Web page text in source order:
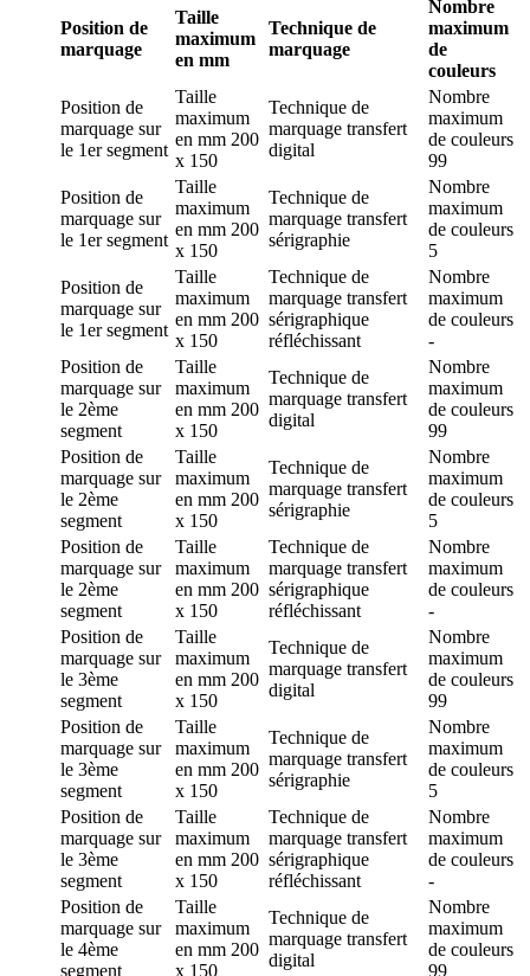
Position de
marquage
Taille
maximum
en mm
Technique de
marquage
Nombre
maximum
de
couleurs
Position de
marquage sur
le 1er segment
Taille
maximum
en mm 200
x 150
Technique de
marquage transfert
digital
Nombre
maximum
de couleurs
99
Position de
marquage sur
le 1er segment
Taille
maximum
en mm 200
x 150
Technique de
marquage transfert
sérigraphie
Nombre
maximum
de couleurs
5
Position de
marquage sur
le 1er segment
Taille
maximum
en mm 200
x 150
Technique de
marquage transfert
sérigraphique
réfléchissant
Nombre
maximum
de couleurs
-
Position de
marquage sur
le 2ème
segment
Taille
maximum
en mm 200
x 150
Technique de
marquage transfert
digital
Nombre
maximum
de couleurs
99
Position de
marquage sur
le 2ème
segment
Taille
maximum
en mm 200
x 150
Technique de
marquage transfert
sérigraphie
Nombre
maximum
de couleurs
5
Position de
marquage sur
le 2ème
segment
Taille
maximum
en mm 200
x 150
Technique de
marquage transfert
sérigraphique
réfléchissant
Nombre
maximum
de couleurs
-
Position de
marquage sur
le 3ème
segment
Taille
maximum
en mm 200
x 150
Technique de
marquage transfert
digital
Nombre
maximum
de couleurs
99
Position de
marquage sur
le 3ème
segment
Taille
maximum
en mm 200
x 150
Technique de
marquage transfert
sérigraphie
Nombre
maximum
de couleurs
5
Position de
marquage sur
le 3ème
segment
Taille
maximum
en mm 200
x 150
Technique de
marquage transfert
sérigraphique
réfléchissant
Nombre
maximum
de couleurs
-
Position de
marquage sur
le 4ème
segment
Taille
maximum
en mm 200
x 150
Technique de
marquage transfert
digital
Nombre
maximum
de couleurs
99